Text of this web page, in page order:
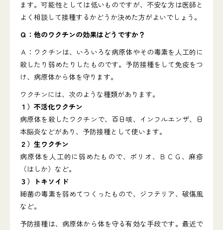
ます。可能性としては低いものですが、不安な方は医師と
よく相談して接種するかどうか決めた方がよいでしょう。
Ｑ：他のワクチンの効果はどうですか？
Ａ：ワクチンは、いろいろな病原体やその毒素を人工的に
殺したり弱めたりしたものです。予防接種をして免疫をつ
け、病原体から体を守ります。
ワクチンには、次のような種類があります。
１）不活化ワクチン
病原体を殺したワクチンで、百日咳、インフルエンザ、日
本脳炎などがあり、予防接種として使います。
２）生ワクチン
病原体を人工的に弱めたもので、ポリオ、ＢＣＧ、麻疹
（はしか）など。
３）トキソイド
細菌の毒素を弱めてつくったもので、ジフテリア、破傷風
など。
予防接種は、病原体から体を守る有効な手段です。最近で